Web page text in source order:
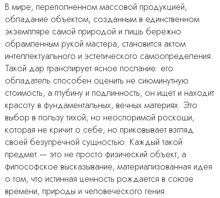
В мире, переполненном массовой продукцией,
обладание объектом, созданным в единственном
экземпляре самой природой и лишь бережно
обрамленным рукой мастера, становится актом
интеллектуального и эстетического самоопределения.
Такой дар транслирует ясное послание: его
обладатель способен оценить не сиюминутную
стоимость, а глубину и подлинность, он ищет и находит
красоту в фундаментальных, вечных материях. Это
выбор в пользу тихой, но неоспоримой роскоши,
которая не кричит о себе, но приковывает взгляд
своей безупречной сущностью. Каждый такой
предмет — это не просто физический объект, а
философское высказывание, материализованная идея
о том, что истинная ценность рождается в союзе
времени, природы и человеческого гения.